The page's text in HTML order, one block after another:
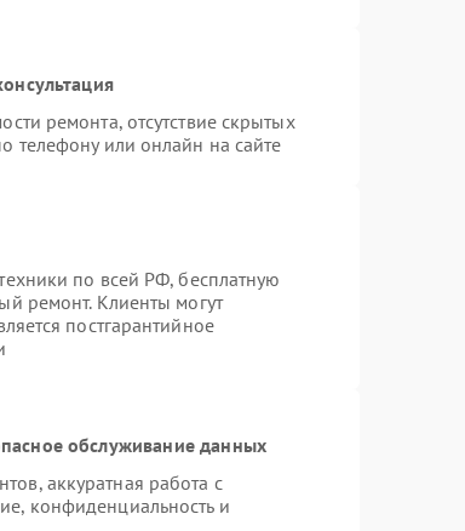
ремонта, отсутствие скрытых
телефону или онлайн на сайте
по всей РФ, бесплатную
ремонт. Клиенты могут
постгарантийное
обслуживание данных
аккуратная работа с
конфиденциальность и